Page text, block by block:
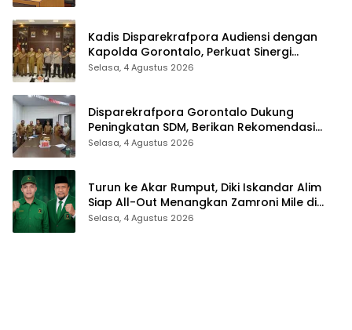
Kadis Disparekrafpora Audiensi dengan
Kapolda Gorontalo, Perkuat Sinergi
Sukseskan Gorontalo Karnaval Karawo
Selasa, 4 Agustus 2026
Disparekrafpora Gorontalo Dukung
Peningkatan SDM, Berikan Rekomendasi
Studi S3 bagi Pegawai
Selasa, 4 Agustus 2026
Turun ke Akar Rumput, Diki Iskandar Alim
Siap All-Out Menangkan Zamroni Mile di
Pilkada Bone Bolango
Selasa, 4 Agustus 2026